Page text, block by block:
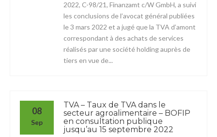
2022, C-98/21, Finanzamt c/W GmbH, a suivi
les conclusions de l’avocat général publiées
le 3 mars 2022 et a jugé que la TVA d’amont
correspondant à des achats de services
réalisés par une société holding auprès de
tiers en vue de...
08
Sep
TVA – Taux de TVA dans le
secteur agroalimentaire – BOFIP
en consultation publique
jusqu’au 15 septembre 2022